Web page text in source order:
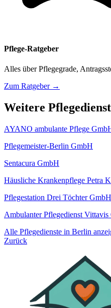
Pflege-Ratgeber
Alles über Pflegegrade,
Zum Ratgeber →
Weitere
AYANO ambulante Pflege
Pflegemeister-Berlin GmbH
Sentacura GmbH
Häusliche Krankenpflege Petra
Pflegestation Drei Töchter GmbH
Ambulanter Pflegedienst Vittavis
Alle Pflegedienste in Berlin
Zurück